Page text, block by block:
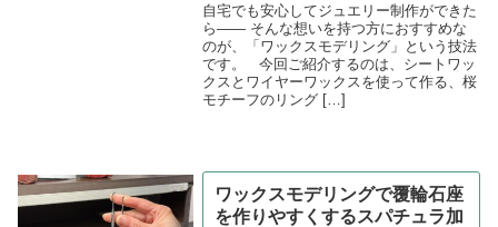
自宅でも安心してジュエリー制作ができた
ら―― そんな想いを持つ方におすすめな
のが、「ワックスモデリング」という技法
です。 今回ご紹介するのは、シートワッ
クスとワイヤーワックスを使って作る、桜
モチーフのリング […]
ワックスモデリングで覆輪石座
を作りやすくするスパチュラ加